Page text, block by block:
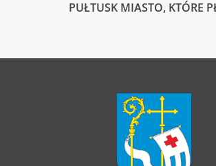
PUŁTUSK MIASTO, KTÓRE